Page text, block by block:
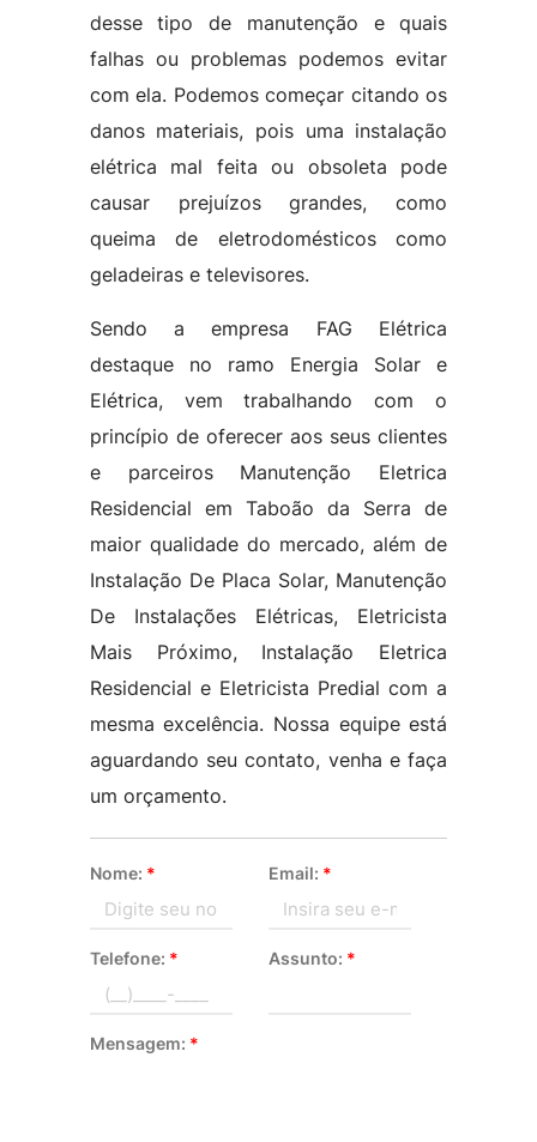
desse tipo de manutenção e quais
falhas ou problemas podemos evitar
com ela. Podemos começar citando os
danos materiais, pois uma instalação
elétrica mal feita ou obsoleta pode
causar prejuízos grandes, como
queima de eletrodomésticos como
geladeiras e televisores.
Sendo a empresa FAG Elétrica
destaque no ramo Energia Solar e
Elétrica, vem trabalhando com o
princípio de oferecer aos seus clientes
e parceiros Manutenção Eletrica
Residencial em Taboão da Serra de
maior qualidade do mercado, além de
Instalação De Placa Solar, Manutenção
De Instalações Elétricas, Eletricista
Mais Próximo, Instalação Eletrica
Residencial e Eletricista Predial com a
mesma excelência. Nossa equipe está
aguardando seu contato, venha e faça
um orçamento.
Nome: * Email: *
Telefone: * Assunto: *
Mensagem: *